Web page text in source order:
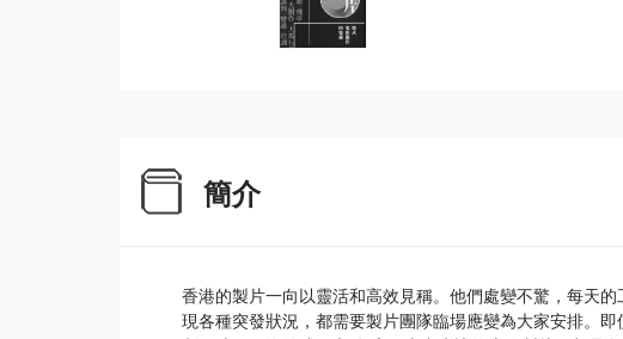
簡介
香港的製片一向以靈活和高效見稱。他們處變不驚，每天
現各種突發狀況，都需要製片團隊臨場應變為大家安排。